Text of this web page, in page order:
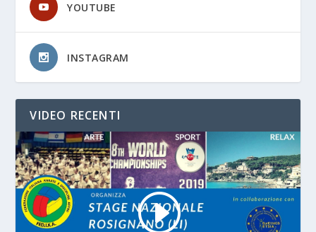
YOUTUBE
INSTAGRAM
VIDEO RECENTI